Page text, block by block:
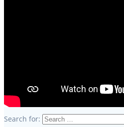
Search for: